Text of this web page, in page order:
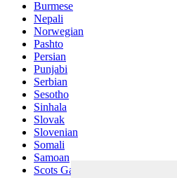
Burmese
Nepali
Norwegian
Pashto
Persian
Punjabi
Serbian
Sesotho
Sinhala
Slovak
Slovenian
Somali
Samoan
Scots Gaelic